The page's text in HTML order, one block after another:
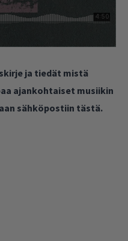
ja tiedät mistä
ajankohtaiset musiikin
sähköpostiin tästä.